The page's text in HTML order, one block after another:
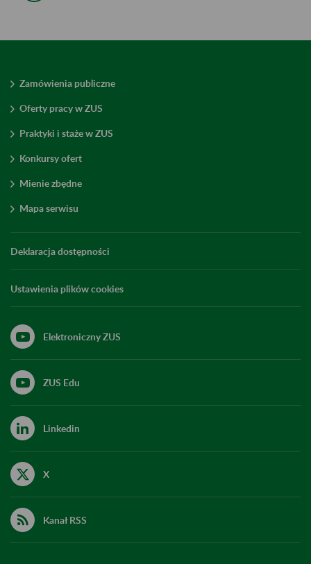
Zamówienia publiczne
Oferty pracy w ZUS
Praktyki i staże w ZUS
Konkursy ofert
Mienie zbędne
Mapa serwisu
Deklaracja dostępności
Ustawienia plików cookies
Elektroniczny ZUS
ZUS Edu
Linkedin
X
Kanał RSS